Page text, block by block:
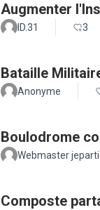
Augmenter
ID.31 3
Bataille
Anonyme
Boulodrome
Webmaster
Composte